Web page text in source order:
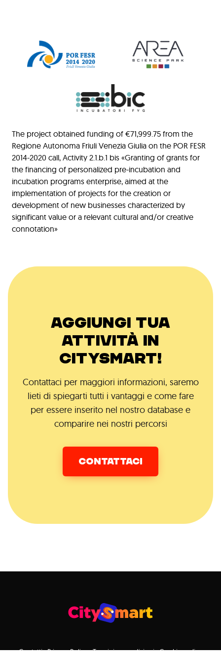
The project obtained funding of €71,999.75 from the
Regione Autonoma Friuli Venezia Giulia on the POR FESR
2014-2020 call, Activity 2.1.b.1 bis «Granting of grants for
the financing of personalized pre-incubation and
incubation programs enterprise, aimed at the
implementation of projects for the creation or
development of new businesses characterized by
significant value or a relevant cultural and/or creative
connotation»
AGGIUNGI TUA
ATTIVITÀ IN
CITYSMART!
Contattaci per maggiori informazioni, saremo
lieti di spiegarti tutti i vantaggi e come fare
per essere inserito nel nostro database e
comparire nei nostri percorsi
CONTATTACI
Contatti Privacy Policy Termini e condizioni Cookie policy